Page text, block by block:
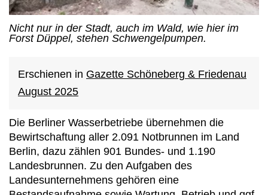
Nicht nur in der Stadt, auch im Wald, wie hier im
Forst Düppel, stehen Schwengelpumpen.
Erschienen in Gazette Schöneberg & Friedenau
August 2025
Die Berliner Wasserbetriebe übernehmen die
Bewirtschaftung aller 2.091 Notbrunnen im Land
Berlin, dazu zählen 901 Bundes- und 1.190
Landesbrunnen. Zu den Aufgaben des
Landesunternehmens gehören eine